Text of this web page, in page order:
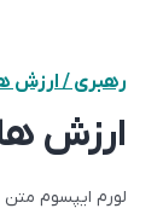
رهبری / ارزش
ارزش
لورم ایپسوم